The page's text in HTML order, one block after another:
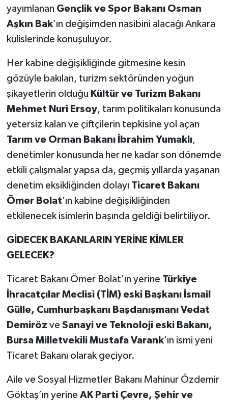
yayımlanan Gençlik ve Spor Bakanı Osman
Aşkın Bak’ın değişimden nasibini alacağı Ankara
kulislerinde konuşuluyor.
Her kabine değişikliğinde gitmesine kesin
gözüyle bakılan, turizm sektöründen yoğun
şikayetlerin olduğu Kültür ve Turizm Bakanı
Mehmet Nuri Ersoy, tarım politikaları konusunda
yetersiz kalan ve çiftçilerin tepkisine yol açan
Tarım ve Orman Bakanı İbrahim Yumaklı,
denetimler konusunda her ne kadar son dönemde
etkili çalışmalar yapsa da, geçmiş yıllarda yaşanan
denetim eksikliğinden dolayı Ticaret Bakanı
Ömer Bolat’ın kabine değişikliğinden
etkilenecek isimlerin başında geldiği belirtiliyor.
GİDECEK BAKANLARIN YERİNE KİMLER
GELECEK?
Ticaret Bakanı Ömer Bolat’ın yerine Türkiye
İhracatçılar Meclisi (TİM) eski Başkanı İsmail
Gülle, Cumhurbaşkanı Başdanışmanı Vedat
Demiröz ve Sanayi ve Teknoloji eski Bakanı,
Bursa Milletvekili Mustafa Varank’ın ismi yeni
Ticaret Bakanı olarak geçiyor.
Aile ve Sosyal Hizmetler Bakanı Mahinur Özdemir
Göktaş’ın yerine AK Parti Çevre, Şehir ve